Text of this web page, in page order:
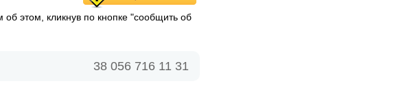
этом, кликнув по кнопке "сообщить об
38 056 716 11 31